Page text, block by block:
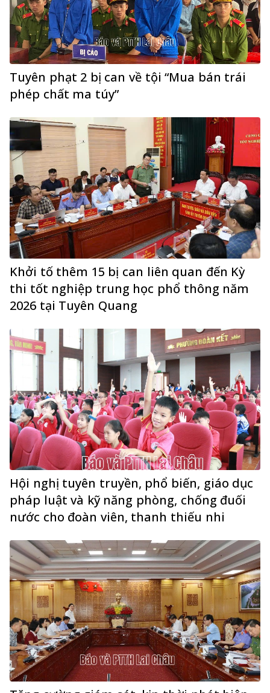
Tuyên phạt 2 bị can về tội “Mua bán trái
phép chất ma túy”
Khởi tố thêm 15 bị can liên quan đến Kỳ
thi tốt nghiệp trung học phổ thông năm
2026 tại Tuyên Quang
Hội nghị tuyên truyền, phổ biến, giáo dục
pháp luật và kỹ năng phòng, chống đuối
nước cho đoàn viên, thanh thiếu nhi